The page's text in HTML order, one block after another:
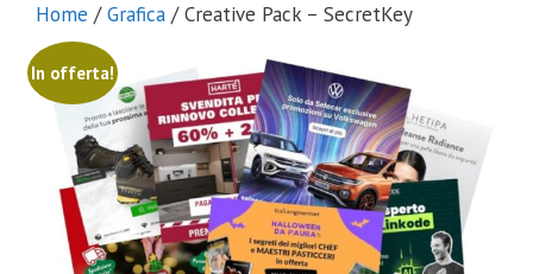
Home /Grafica / Creative Pack – SecretKey
In offerta!